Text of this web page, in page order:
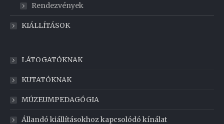
Rendezvények
KIÁLLÍTÁSOK
LÁTOGATÓKNAK
KUTATÓKNAK
MÚZEUMPEDAGÓGIA
Állandó kiállításokhoz kapcsolódó kínálat